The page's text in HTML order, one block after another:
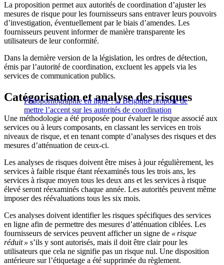
La proposition permet aux autorités de coordination d’ajuster les
mesures de risque pour les fournisseurs sans entraver leurs pouvoirs
d’investigation, éventuellement par le biais d’amendes. Les
fournisseurs peuvent informer de manière transparente les
utilisateurs de leur conformité.
Dans la dernière version de la législation, les ordres de détection,
émis par l’autorité de coordination, excluent les appels via les
services de communication publics.
Pédopornographie en ligne : la Belgique propose de
mettre l’accent sur les autorités de coordination
Catégorisation et analyse des risques
Une méthodologie a été proposée pour évaluer le risque associé aux
services ou à leurs composants, en classant les services en trois
niveaux de risque, et en tenant compte d’analyses des risques et des
mesures d’atténuation de ceux-ci.
Les analyses de risques doivent être mises à jour régulièrement, les
services à faible risque étant réexaminés tous les trois ans, les
services à risque moyen tous les deux ans et les services à risque
élevé seront réexaminés chaque année. Les autorités peuvent même
imposer des réévaluations tous les six mois.
Ces analyses doivent identifier les risques spécifiques des services
en ligne afin de permettre des mesures d’atténuation ciblées. Les
fournisseurs de services peuvent afficher un signe de « risque
réduit » s’ils y sont autorisés, mais il doit être clair pour les
utilisateurs que cela ne signifie pas un risque nul. Une disposition
antérieure sur l’étiquetage a été supprimée du règlement.